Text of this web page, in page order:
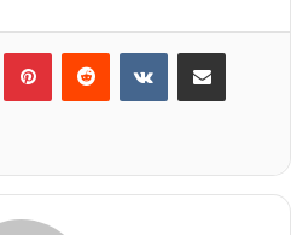
PinterestReddit VKontakteE-Posta ile paylaş